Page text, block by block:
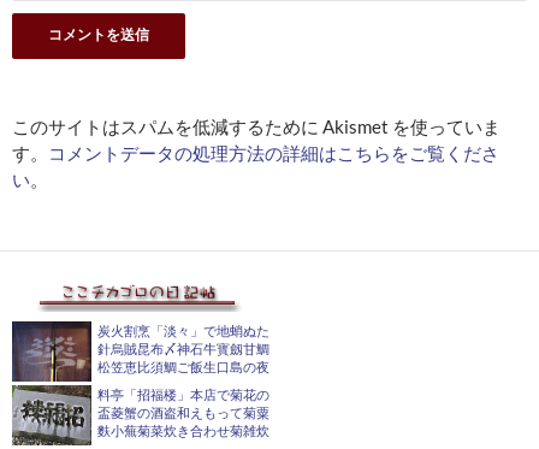
このサイトはスパムを低減するために Akismet を使っていま
す。
コメントデータの処理方法の詳細はこちらをご覧くださ
い。
炭火割烹「淡々」で地蛸ぬた
針烏賊昆布〆神石牛寳劔甘鯛
松笠恵比須鯛ご飯生口島の夜
料亭「招福楼」本店で菊花の
盃菱蟹の酒盗和えもって菊粟
麩小蕪菊菜炊き合わせ菊雑炊